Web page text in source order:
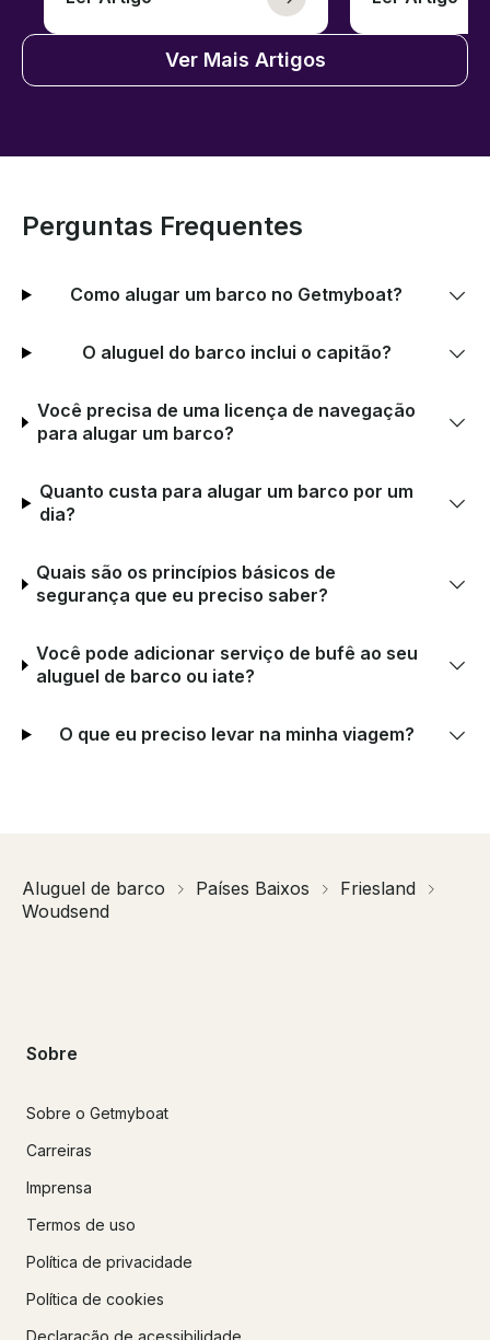
Ver Mais Artigos
Perguntas Frequentes
Como alugar um barco no Getmyboat?
O aluguel do barco inclui o capitão?
Você precisa de uma licença de navegação
para alugar um barco?
Quanto custa para alugar um barco por um
dia?
Quais são os princípios básicos de
segurança que eu preciso saber?
Você pode adicionar serviço de bufê ao seu
aluguel de barco ou iate?
O que eu preciso levar na minha viagem?
Aluguel de barco Países Baixos
Friesland
Woudsend
Sobre
Sobre o Getmyboat
Carreiras
Imprensa
Termos de uso
Política de privacidade
Política de cookies
Declaração de acessibilidade